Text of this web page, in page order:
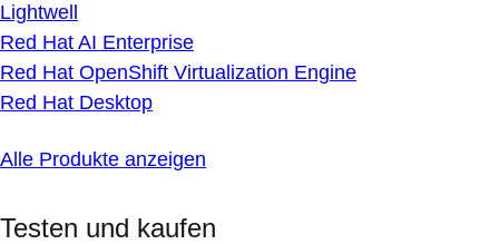
Lightwell
Red Hat AI Enterprise
Red Hat OpenShift Virtualization Engine
Red Hat Desktop
Alle Produkte anzeigen
Testen und kaufen